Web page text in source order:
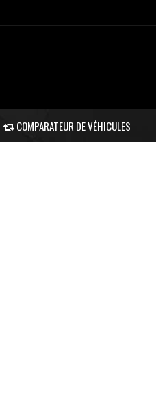
COMPARATEUR DE VÉHICULES